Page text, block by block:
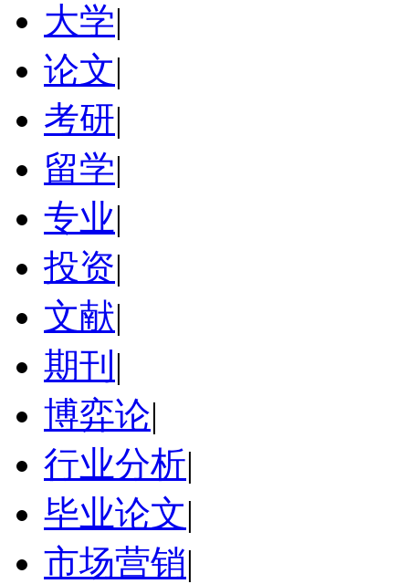
大学|
论文|
考研|
留学|
专业|
投资|
文献|
期刊 |
博弈论|
行业分析|
毕业论文|
市场营销|